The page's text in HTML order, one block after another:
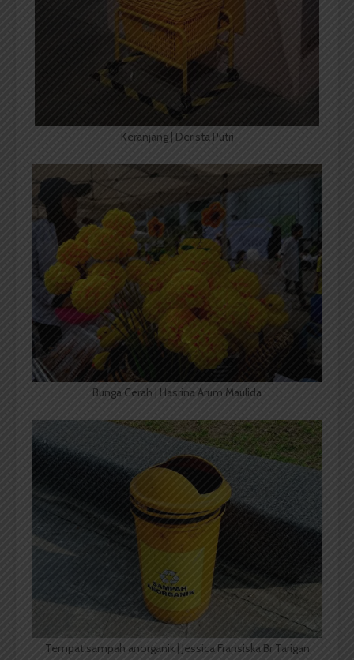
Keranjang | Derista Putri
Bunga Cerah | Hasrina Arum Maulida
Tempat sampah anorganik | Jessica Fransiska Br Tarigan